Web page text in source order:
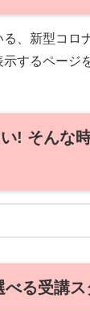
、新型コロ
するページ
! そんな
る受講